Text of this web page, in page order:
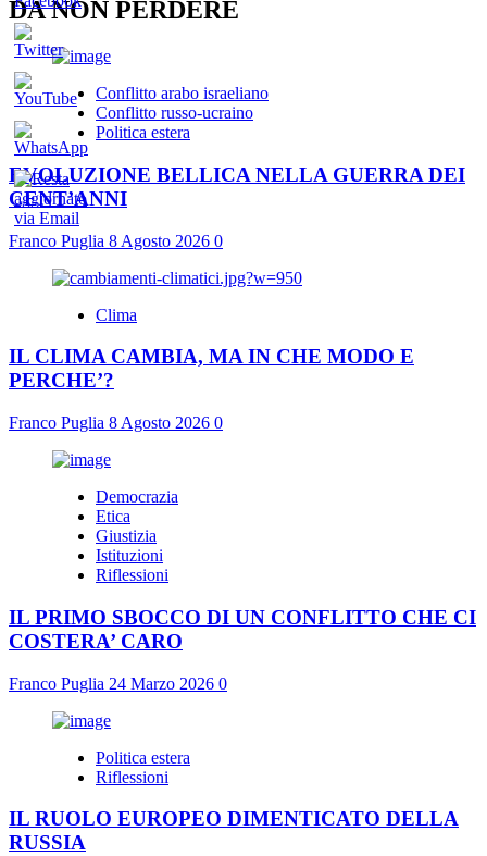
DA NON PERDERE
Conflitto arabo israeliano
Conflitto russo-ucraino
Politica estera
EVOLUZIONE BELLICA NELLA GUERRA DEI
CENT’ANNI
Franco Puglia 8 Agosto 2026 0
Clima
IL CLIMA CAMBIA, MA IN CHE MODO E
PERCHE’?
Franco Puglia 8 Agosto 2026 0
Democrazia
Etica
Giustizia
Istituzioni
Riflessioni
IL PRIMO SBOCCO DI UN CONFLITTO CHE CI
COSTERA’ CARO
Franco Puglia 24 Marzo 2026 0
Politica estera
Riflessioni
IL RUOLO EUROPEO DIMENTICATO DELLA
RUSSIA